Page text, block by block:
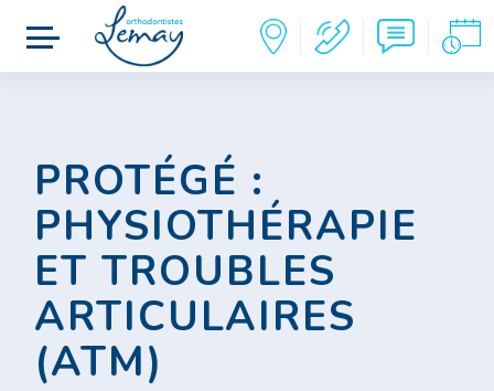
PROTÉGÉ :
PHYSIOTHÉRAPIE
ET TROUBLES
ARTICULAIRES
(ATM)